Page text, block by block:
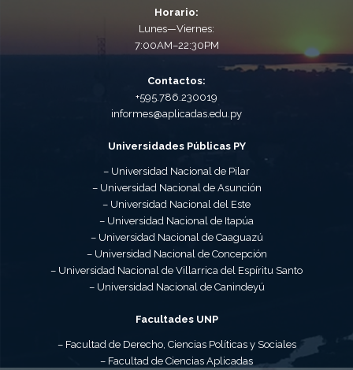
Horario:
Lunes—Viernes:
7:00AM–22:30PM
Contactos:
+595.786.230019
informes@aplicadas.edu.py
Universidades Públicas PY
– Universidad Nacional de Pilar
– Universidad Nacional de Asunción
– Universidad Nacional del Este
– Universidad Nacional de Itapúa
– Universidad Nacional de Caaguazú
– Universidad Nacional de Concepción
– Universidad Nacional de Villarrica del Espíritu Santo
– Universidad Nacional de Canindeyú
Facultades UNP
– Facultad de Derecho, Ciencias Políticas y Sociales
– Facultad de Ciencias Aplicadas